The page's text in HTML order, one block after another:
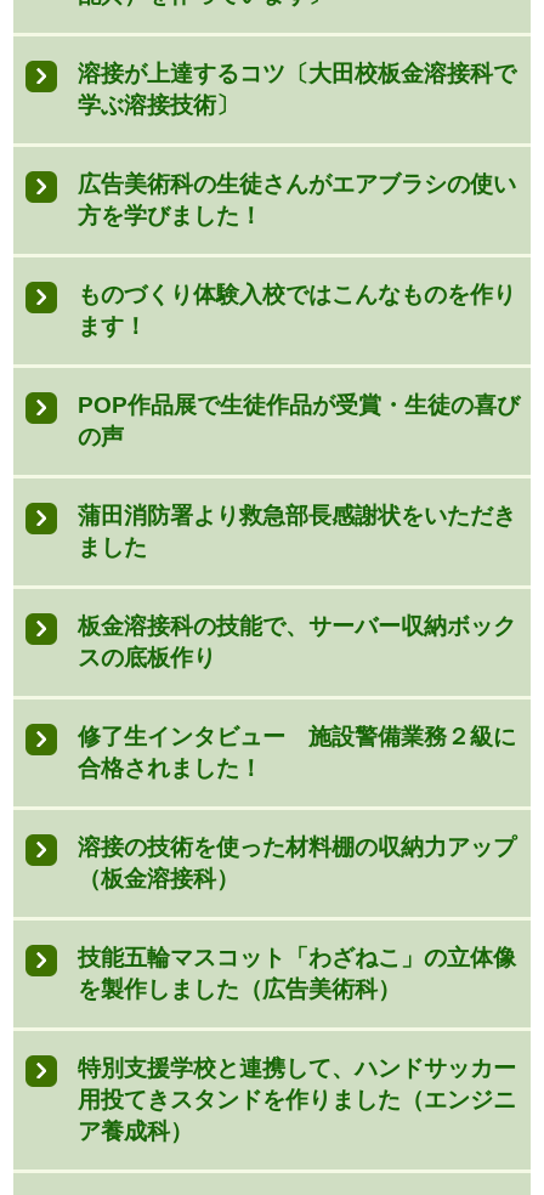
溶接が上達するコツ〔大田校板金溶接科で
学ぶ溶接技術〕
広告美術科の生徒さんがエアブラシの使い
方を学びました！
ものづくり体験入校ではこんなものを作り
ます！
POP作品展で生徒作品が受賞・生徒の喜び
の声
蒲田消防署より救急部長感謝状をいただき
ました
板金溶接科の技能で、サーバー収納ボック
スの底板作り
修了生インタビュー 施設警備業務２級に
合格されました！
溶接の技術を使った材料棚の収納力アップ
（板金溶接科）
技能五輪マスコット「わざねこ」の立体像
を製作しました（広告美術科）
特別支援学校と連携して、ハンドサッカー
用投てきスタンドを作りました（エンジニ
ア養成科）